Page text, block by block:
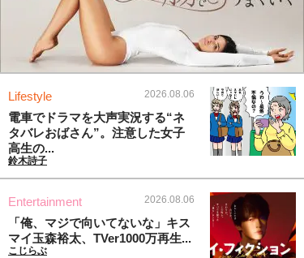
Lifestyle 2026.08.06
電車でドラマを大声実況する“ネ
タバレおばさん”。注意した女子
高生の...
鈴木詩子
Entertainment 2026.08.06
「俺、マジで向いてないな」キス
マイ玉森裕太、TVer1000万再生...
こじらぶ